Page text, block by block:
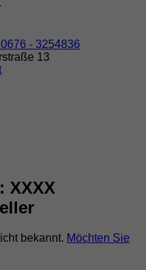
- 3254836
13
XXXX
bekannt. Möchten Sie